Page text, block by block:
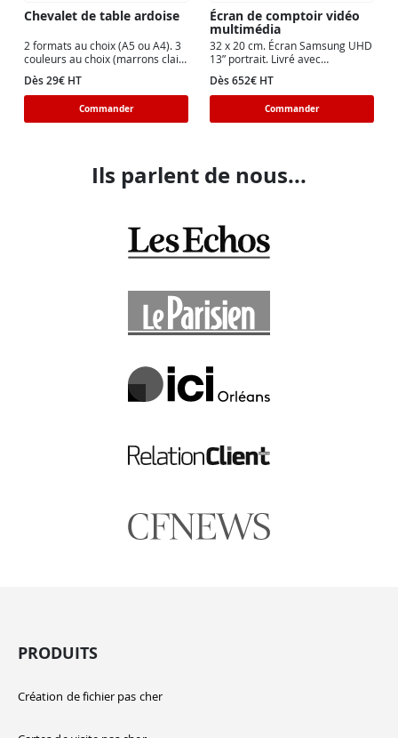
Chevalet de table ardoise
2 formats au choix (A5 ou A4). 3
couleurs au choix (marrons clair
ou foncé, noir). Double face.
Dès 29€ HT
Commander
Écran de comptoir vidéo
multimédia
32 x 20 cm. Écran Samsung UHD
13” portrait. Livré avec
télécommande et ports
facilement accessibles.
Dès 652€ HT
Commander
Ils parlent de nous...
PRODUITS
Création de fichier pas cher